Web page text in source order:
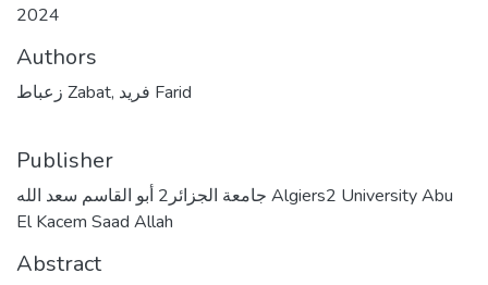
2024
Authors
زعباط Zabat, فريد Farid
Publisher
جامعة الجزائر2 أبو القاسم سعد الله Algiers2 University Abu
El Kacem Saad Allah
Abstract